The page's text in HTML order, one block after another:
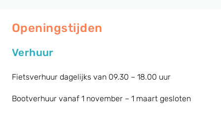
Openingstijden
Verhuur
Fietsverhuur dagelijks van 09.30 – 18.00 uur
Bootverhuur vanaf 1 november – 1 maart gesloten